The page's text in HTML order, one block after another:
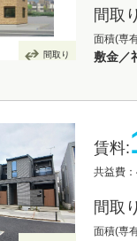
間取り
間取
面積(専
敷金／
賃料:
共益費
間取
面積(専